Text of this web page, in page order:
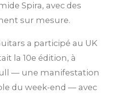
Spira, avec des
sur mesure.
a participé au UK
la 10e édition, à
— une manifestation
du week-end — avec